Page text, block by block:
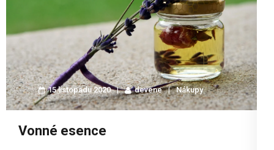
15 listopadu 2020 devene Nákupy
Vonné esence